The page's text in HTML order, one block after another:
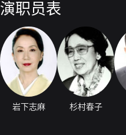
演职员表
岩下志麻 杉村春子